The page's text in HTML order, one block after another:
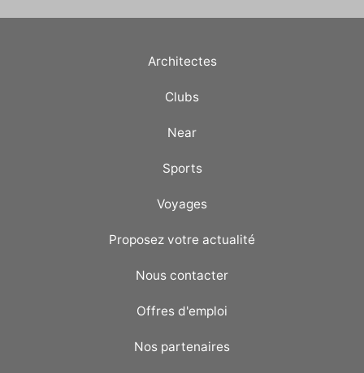
Architectes
Clubs
Near
Sports
Voyages
Proposez votre actualité
Nous contacter
Offres d'emploi
Nos partenaires